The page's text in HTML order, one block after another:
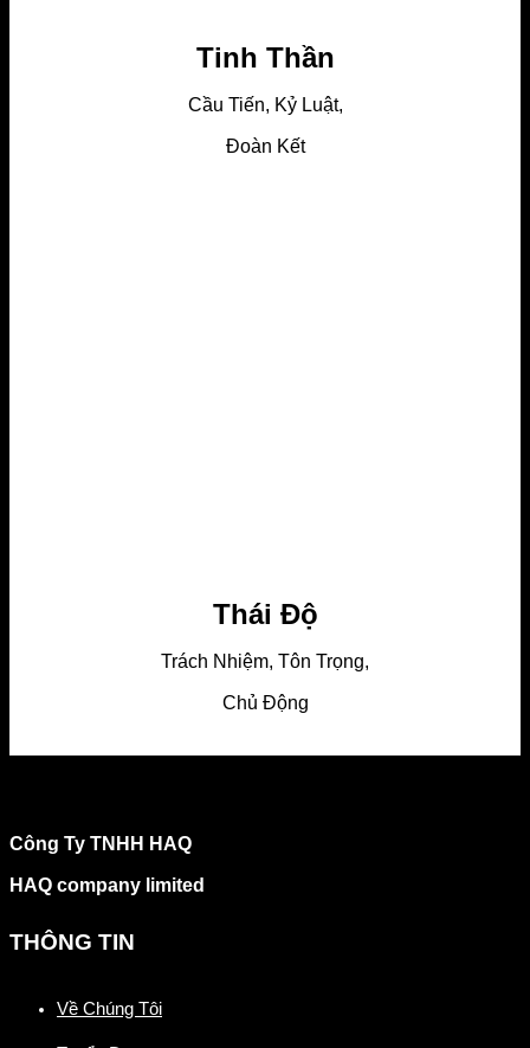
Tinh Thần
Cầu Tiến, Kỷ Luật,
Đoàn Kết
Thái Độ
Trách Nhiệm, Tôn Trọng,
Chủ Động
Công Ty TNHH HAQ
HAQ company limited
THÔNG TIN
Về Chúng Tôi